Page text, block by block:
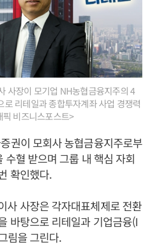
사장이 모기업 NH농협금융지주의 4
리테일과 종합투자계좌 사업 경쟁력
픽 비즈니스포스트>
권이 모회사 농협금융지주로부
수혈 받으며 그룹 내 핵심 자회
확인했다.
사 사장은 각자대표체제로 전환
바탕으로 리테일과 기업금융(I
림을 그린다.